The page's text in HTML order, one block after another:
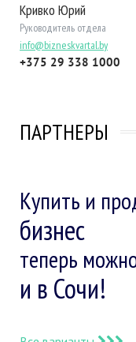
Кривко Юрий
Руководитель отдела
info@bizneskvartal.by
+375 29 338 1000
ПАРТНЕРЫ
Купить и
бизнес
теперь
и в Сочи!